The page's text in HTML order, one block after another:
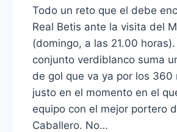
Todo un reto que el debe
Real Betis ante la visita del
(domingo, a las 21.00 horas).
conjunto verdiblanco suma
de gol que va ya por los 360
justo en el momento en el
equipo con el mejor portero
Caballero. No…